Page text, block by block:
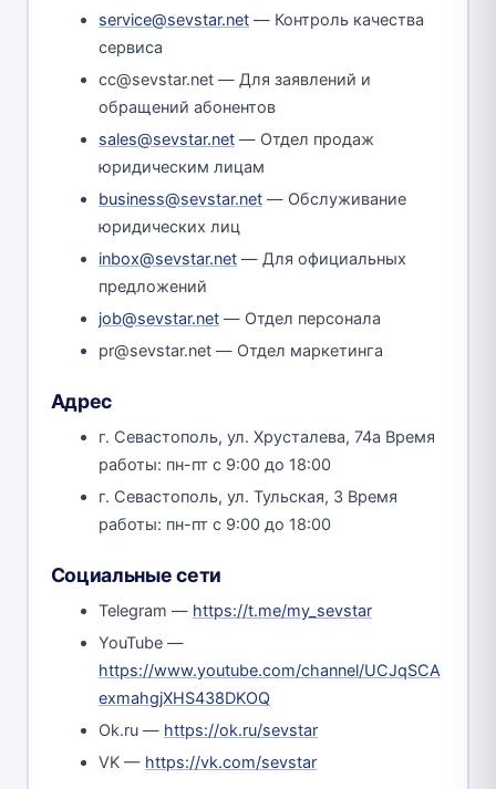
service@sevstar.net — Контроль качества
сервиса
cc@sevstar.net — Для заявлений и
обращений абонентов
sales@sevstar.net — Отдел продаж
юридическим лицам
business@sevstar.net — Обслуживание
юридических лиц
inbox@sevstar.net — Для официальных
предложений
job@sevstar.net — Отдел персонала
pr@sevstar.net — Отдел маркетинга
Адрес
г. Севастополь, ул. Хрусталева, 74а Время
работы: пн-пт с 9:00 до 18:00
г. Севастополь, ул. Тульская, 3 Время
работы: пн-пт с 9:00 до 18:00
Социальные сети
Telegram — https://t.me/my_sevstar
YouTube —
https://www.youtube.com/channel/UCJqSCA
exmahgjXHS438DKOQ
Ok.ru — https://ok.ru/sevstar
VK — https://vk.com/sevstar